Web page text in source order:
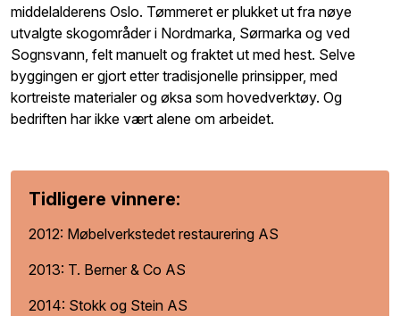
middelalderens Oslo. Tømmeret er plukket ut fra nøye
utvalgte skogområder i Nordmarka, Sørmarka og ved
Sognsvann, felt manuelt og fraktet ut med hest. Selve
byggingen er gjort etter tradisjonelle prinsipper, med
kortreiste materialer og øksa som hovedverktøy. Og
bedriften har ikke vært alene om arbeidet.
Tidligere vinnere:
2012: Møbelverkstedet restaurering AS
2013: T. Berner & Co AS
2014: Stokk og Stein AS